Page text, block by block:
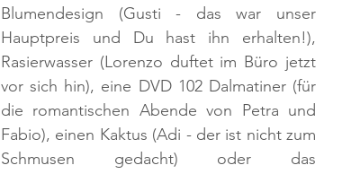
Blumendesign (Gusti - das war unser
Hauptpreis und Du hast ihn erhalten!),
Rasierwasser (Lorenzo duftet im Büro jetzt
vor sich hin), eine DVD 102 Dalmatiner (für
die romantischen Abende von Petra und
Fabio), einen Kaktus (Adi - der ist nicht zum
Schmusen gedacht) oder das